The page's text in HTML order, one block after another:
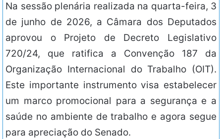
Na sessão plenária realizada na quarta-feira, 3
de junho de 2026, a Câmara dos Deputados
aprovou o Projeto de Decreto Legislativo
720/24, que ratifica a Convenção 187 da
Organização Internacional do Trabalho (OIT).
Este importante instrumento visa estabelecer
um marco promocional para a segurança e a
saúde no ambiente de trabalho e agora segue
para apreciação do Senado.